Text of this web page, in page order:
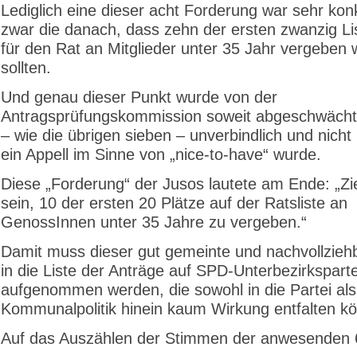
Lediglich eine dieser acht Forderung war sehr
zwar die danach, dass zehn der ersten zwanzig
für den Rat an Mitglieder unter 35 Jahr vergeben
sollten.
Und genau dieser Punkt wurde von der
Antragsprüfungskommission soweit
– wie die übrigen sieben – unverbindlich und nicht
ein Appell im Sinne von „nice-to-have“ wurde.
Diese „Forderung“ der Jusos lautete am Ende:
sein, 10 der ersten 20 Plätze auf der Ratsliste an
GenossInnen unter 35 Jahre zu vergeben.“
Damit muss dieser gut gemeinte und
in die Liste der Anträge auf SPD-
aufgenommen werden, die sowohl in die Partei
Kommunalpolitik hinein kaum Wirkung entfalten
Auf das Auszählen der Stimmen der anwesenden